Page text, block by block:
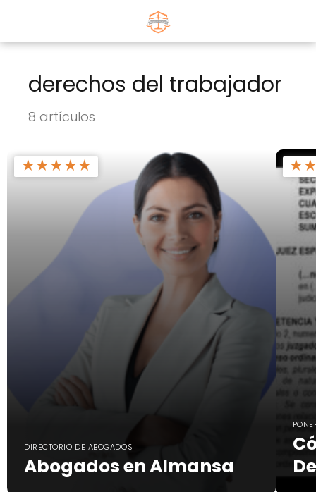
derechos del trabajador
8 artículos
★★★★★
DIRECTORIO DE ABOGADOS
Abogados en Almansa
★